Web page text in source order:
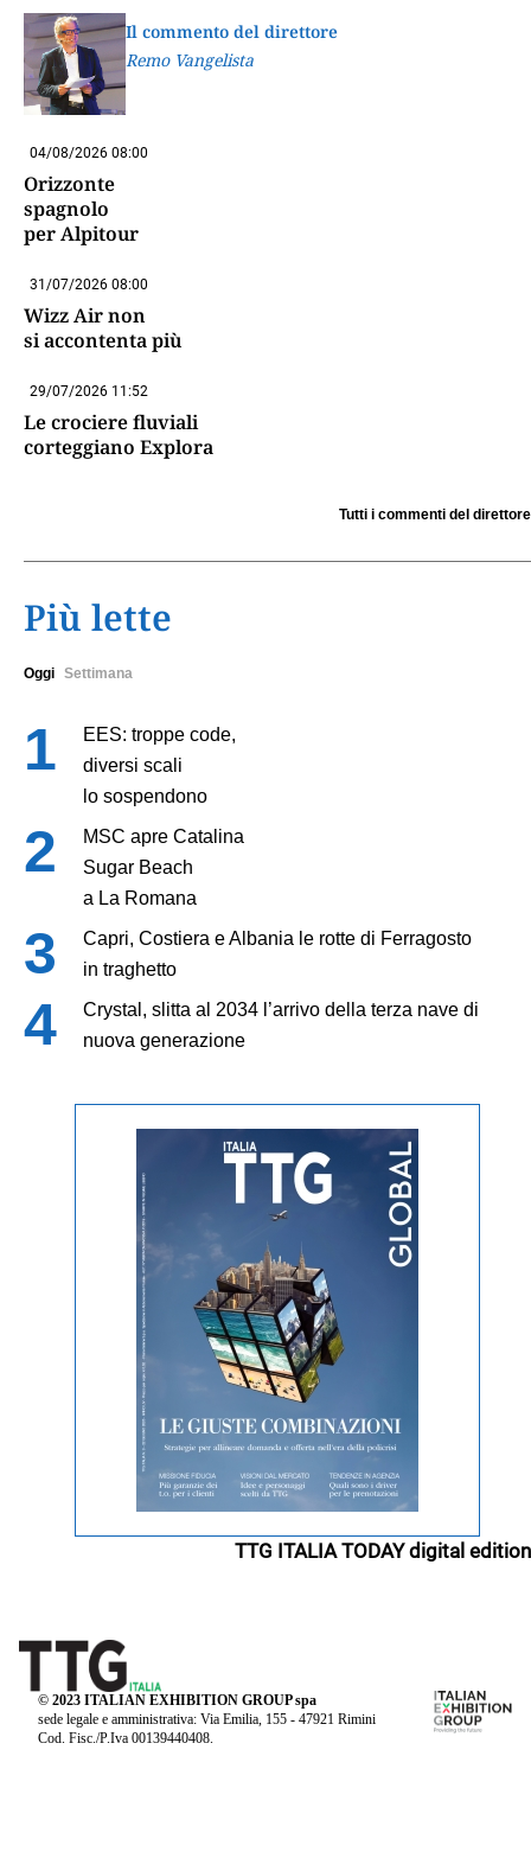
Il commento del direttore
Remo Vangelista
04/08/2026 08:00
Orizzonte
spagnolo
per Alpitour
31/07/2026 08:00
Wizz Air non
si accontenta più
29/07/2026 11:52
Le crociere fluviali
corteggiano Explora
Tutti i commenti del direttore
Più lette
Oggi Settimana
EES: troppe code,
diversi scali
lo sospendono
MSC apre Catalina
Sugar Beach
a La Romana
Capri, Costiera e Albania le rotte di Ferragosto
in traghetto
Crystal, slitta al 2034 l’arrivo della terza nave di
nuova generazione
TTG ITALIA TODAY digital edition
© 2023 ITALIAN EXHIBITION GROUP spa
sede legale e amministrativa: Via Emilia, 155 - 47921 Rimini
Cod. Fisc./P.Iva 00139440408.